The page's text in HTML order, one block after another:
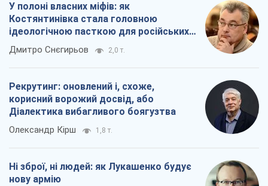
У полоні власних міфів: як
Костянтинівка стала головною
ідеологічною пасткою для російських
окупантів
Дмитро Снєгирьов 2,0 т.
Рекрутинг: оновлений і, схоже,
корисний ворожий досвід, або
Діалектика вибагливого боягузтва
Олександр Кірш 1,8 т.
Ні зброї, ні людей: як Лукашенко будує
нову армію